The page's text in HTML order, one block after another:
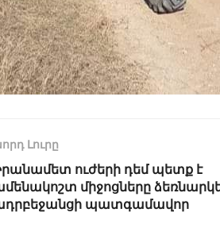
Լուրը
ուժերի դեմ պետք է
միջոցները
պատգամավոր